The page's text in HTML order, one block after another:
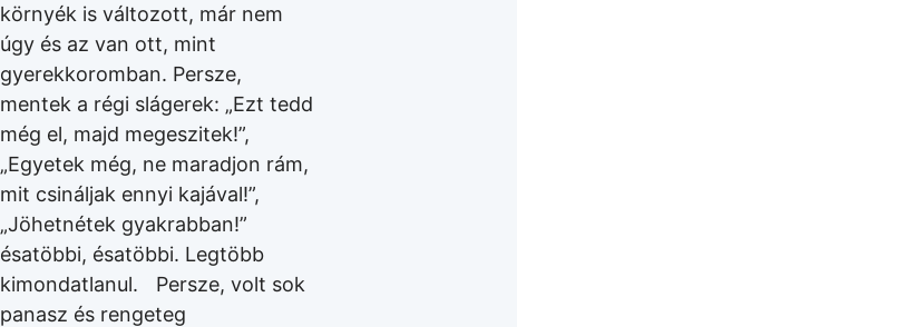
környék is változott, már nem
úgy és az van ott, mint
gyerekkoromban. Persze,
mentek a régi slágerek: „Ezt tedd
még el, majd megeszitek!”,
„Egyetek még, ne maradjon rám,
mit csináljak ennyi kajával!”,
„Jöhetnétek gyakrabban!”
ésatöbbi, ésatöbbi. Legtöbb
kimondatlanul. Persze, volt sok
panasz és rengeteg